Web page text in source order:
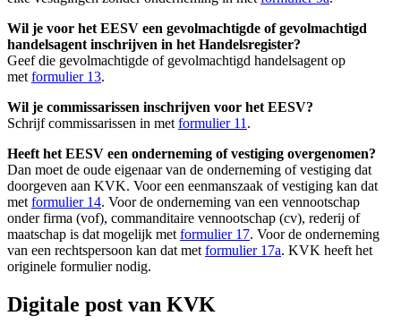
Wil je voor het EESV een gevolmachtigde of gevolmachtigd
handelsagent inschrijven in het Handelsregister?
Geef die gevolmachtigde of gevolmachtigd handelsagent op
met formulier 13.
Wil je commissarissen inschrijven voor het EESV?
Schrijf commissarissen in met formulier 11 .
Heeft het EESV een onderneming of vestiging overgenomen?
Dan moet de oude eigenaar van de onderneming of vestiging dat
doorgeven aan KVK. Voor een eenmanszaak of vestiging kan dat
met formulier 14. Voor de onderneming van een vennootschap
onder firma (vof), commanditaire vennootschap (cv), rederij of
maatschap is dat mogelijk met formulier 17. Voor de onderneming
van een rechtspersoon kan dat met formulier 17a. KVK heeft het
originele formulier nodig.
Digitale post van KVK